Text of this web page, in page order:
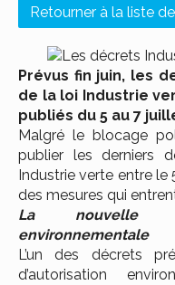
Retourner à la liste
Prévus fin juin, les
de la loi Industrie
publiés du 5 au 7
Malgré le blocage
publier les derniers
Industrie verte entre le
des mesures qui
La nouvelle
environnementale
L’un des décrets
d’autorisation